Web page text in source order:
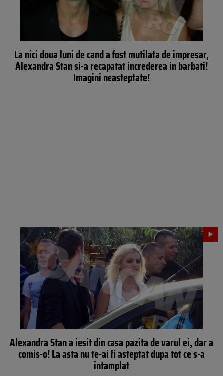
La nici doua luni de cand a fost mutilata de impresar,
Alexandra Stan si-a recapatat increderea in barbati!
Imagini neasteptate!
Alexandra Stan a iesit din casa pazita de varul ei, dar a
comis-o! La asta nu te-ai fi asteptat dupa tot ce s-a
intamplat